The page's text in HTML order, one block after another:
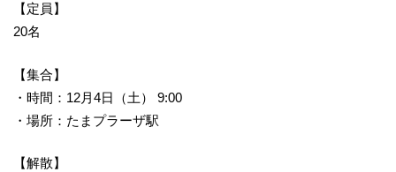
【定員】
20名
【集合】
・時間：12月4日（土） 9:00
・場所：たまプラーザ駅
【解散】